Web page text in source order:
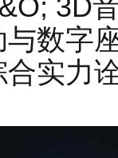
3D
数字
实力